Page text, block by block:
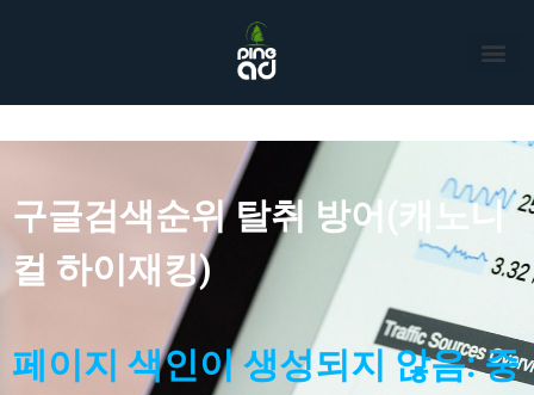
구글검색순위 탈취 방어(캐노니
컬 하이재킹)
페이지 색인이 생성되지 않음: 중